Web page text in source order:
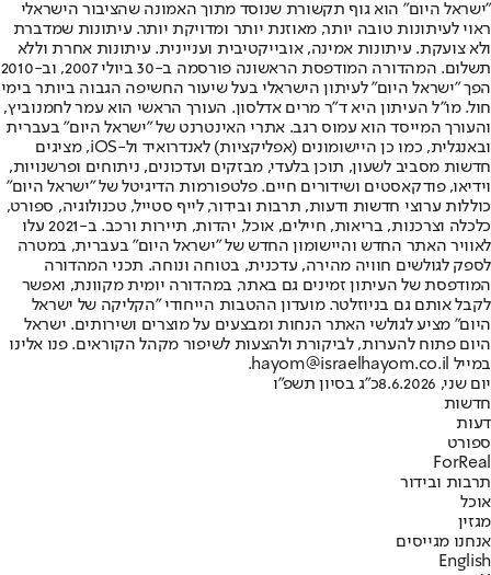
"ישראל היום" הוא גוף תקשורת שנוסד מתוך האמונה שהציבור הישראלי
ראוי לעיתונות טובה יותר, מאוזנת יותר ומדויקת יותר. עיתונות שמדברת
ולא צועקת. עיתונות אמינה, אובייקטיבית ועניינית. עיתונות אחרת וללא
תשלום. המהדורה המודפסת הראשונה פורסמה ב-30 ביולי 2007, וב-2010
הפך "ישראל היום" לעיתון הישראלי בעל שיעור החשיפה הגבוה ביותר בימי
חול. מו"ל העיתון היא ד"ר מרים אדלסון. העורך הראשי הוא עמר לחמנוביץ,
והעורך המייסד הוא עמוס רגב. אתרי האינטרנט של "ישראל היום" בעברית
ובאנגלית, כמו כן היישומונים (אפליקציות) לאנדרואיד ול-iOS, מציגים
חדשות מסביב לשעון, תוכן בלעדי, מבזקים ועדכונים, ניתוחים ופרשנויות,
וידיאו, פודקאסטים ושידורים חיים. פלטפורמות הדיגיטל של "ישראל היום"
כוללות ערוצי חדשות ודעות, תרבות ובידור, לייף סטייל, טכנולוגיה, ספורט,
כלכלה וצרכנות, בריאות, חיילים, אוכל, יהדות, תיירות ורכב. ב-2021 עלו
לאוויר האתר החדש והיישומון החדש של "ישראל היום" בעברית, במטרה
לספק לגולשים חוויה מהירה, עדכנית, בטוחה ונוחה. תכני המהדורה
המודפסת של העיתון זמינים גם באתר, במהדורה יומית מקוונת, ואפשר
לקבל אותם גם בניוזלטר. מועדון ההטבות הייחודי "הקליקה של ישראל
היום" מציע לגולשי האתר הנחות ומבצעים על מוצרים ושירותים. ישראל
היום פתוח להערות, לביקורת ולהצעות לשיפור מקהל הקוראים. פנו אלינו
במייל hayom@israelhayom.co.il.
יום שני, 8.6.2026
כ"ג בסיון תשפ"ו
חדשות
דעות
ספורט
ForReal
תרבות ובידור
אוכל
מגזין
אנחנו מגייסים
English